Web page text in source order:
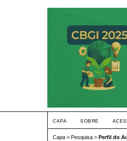
CAPA SOBRE
Capa > Pesquisa > Perfil do